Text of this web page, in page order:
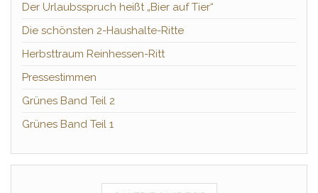
Der Urlaubsspruch heißt „Bier auf Tier“
Die schönsten 2-Haushalte-Ritte
Herbsttraum Reinhessen-Ritt
Pressestimmen
Grünes Band Teil 2
Grünes Band Teil 1